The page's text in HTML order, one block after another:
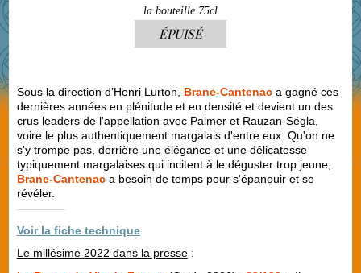
la bouteille 75cl
ÉPUISÉ
Sous la direction d’Henri Lurton, Brane-Cantenaca gagné ces
dernières années en plénitude et en densité et devient un des
crus leaders de l'appellation avec Palmer et Rauzan-Ségla,
voire le plus authentiquement margalais d'entre eux. Qu'on ne
s'y trompe pas, derrière une élégance et une délicatesse
typiquement margalaises qui incitent à le déguster trop jeune,
Brane-Cantenaca besoin de temps pour s'épanouir et se
révéler.
Voir la fiche technique
Le millésime 2022 dans la presse: